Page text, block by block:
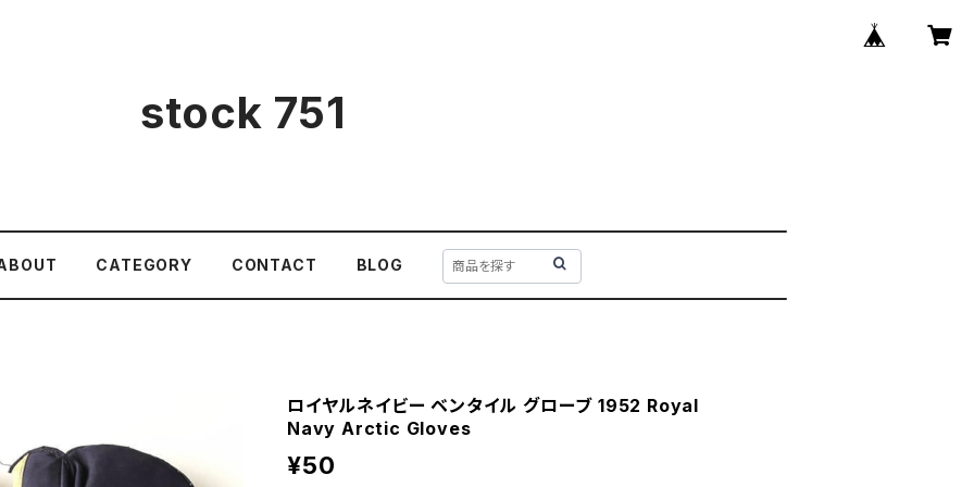
stock 751
CATEGORY CONTACT BLOG
ロイヤルネイビー ベンタイル グローブ 1952 Royal
Navy Arctic Gloves
¥50